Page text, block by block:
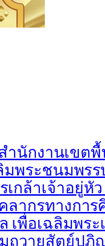
ำนักงานเขต
พระชนมพร
กล้าเจ้าอยู่หั
ากรทางการ
เพื่อเฉลิมพร
วายสัตย์ปฏิ